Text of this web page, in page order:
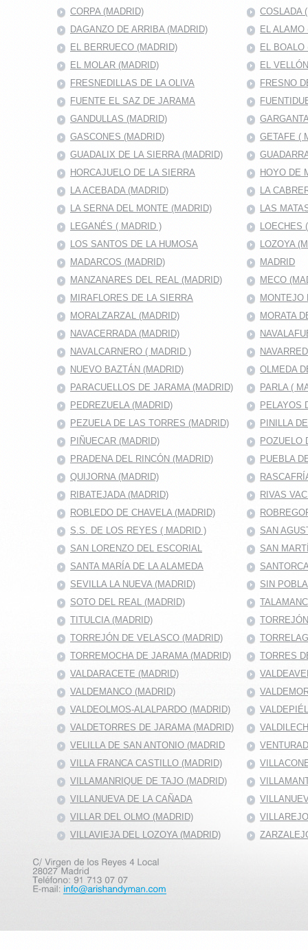
CORPA (MADRID)
COSLADA
DAGANZO DE ARRIBA (MADRID)
EL ALAMO
EL BERRUECO (MADRID)
EL BOALO
EL MOLAR (MADRID)
EL
FRESNEDILLAS DE LA OLIVA
FRESNO
FUENTE EL SAZ DE JARAMA
GANDULLAS (MADRID)
GASCONES (MADRID)
GETAFE (
GUADALIX DE LA SIERRA (MADRID)
HORCAJUELO DE LA SIERRA
HOYO DE
LA ACEBADA (MADRID)
LA
LA SERNA DEL MONTE (MADRID)
LAS
LEGANÉS ( MADRID )
LOECHES
LOS SANTOS DE LA HUMOSA
LOZOYA
MADARCOS (MADRID)
MADRID
MANZANARES DEL REAL (MADRID)
MECO
MIRAFLORES DE LA SIERRA
MONTEJO
MORALZARZAL (MADRID)
MORATA
NAVACERRADA (MADRID)
NAVALCARNERO ( MADRID )
NUEVO BAZTÁN (MADRID)
OLMEDA
PARACUELLOS DE JARAMA (MADRID)
PARLA (
PEDREZUELA (MADRID)
PELAYOS
PEZUELA DE LAS TORRES (MADRID)
PINILLA
PIÑUECAR (MADRID)
POZUELO
PRADENA DEL RINCÓN (MADRID)
PUEBLA
QUIJORNA (MADRID)
RIBATEJADA (MADRID)
RIVAS
ROBLEDO DE CHAVELA (MADRID)
S.S. DE LOS REYES ( MADRID )
SAN
SAN LORENZO DEL ESCORIAL
SAN
SANTA MARÍA DE LA ALAMEDA
SEVILLA LA NUEVA (MADRID)
SIN
SOTO DEL REAL (MADRID)
TITULCIA (MADRID)
TORREJÓN DE VELASCO (MADRID)
TORREMOCHA DE JARAMA (MADRID)
TORRES
VALDARACETE (MADRID)
VALDEMANCO (MADRID)
VALDEOLMOS-ALALPARDO (MADRID)
VALDETORRES DE JARAMA (MADRID)
VELILLA DE SAN ANTONIO (MADRID
VILLA FRANCA CASTILLO (MADRID)
VILLAMANRIQUE DE TAJO (MADRID)
VILLANUEVA DE LA CAÑADA
VILLAR DEL OLMO (MADRID)
VILLAVIEJA DEL LOZOYA (MADRID)